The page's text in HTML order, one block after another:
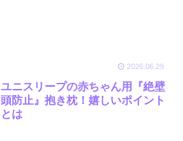
2026.06.29
ユニスリープの赤ちゃん用『絶壁
頭防止』抱き枕！嬉しいポイント
とは